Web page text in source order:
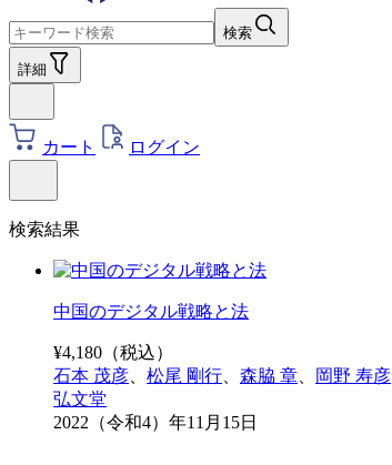
検索
詳細
カート ログイン
検索結果
中国のデジタル戦略と法
¥4,180 （税込）
石本 茂彦
松尾 剛行 森脇 章 岡野 寿彦
弘文堂
2022（令和4）年11月15日